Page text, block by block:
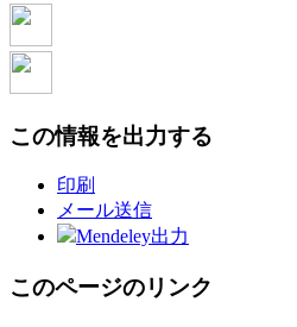
この情報を出力する
印刷
メール送信
Mendeley出力
このページのリンク